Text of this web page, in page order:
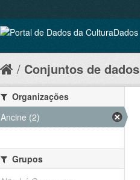
Conjuntos de dados
Organizações
Ancine (2)
Grupos